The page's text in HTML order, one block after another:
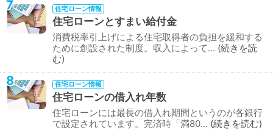
7 住宅ローン情報
住宅ローンとすまい給付金
消費税率引上げによる住宅取得者の負担を緩和する
ために創設された制度。収入によって… 続きを読
む
8 住宅ローン情報
住宅ローンの借入れ年数
住宅ローンには最長の借入れ期間というのが各銀行
で設定されています。完済時「満80… 続きを読む